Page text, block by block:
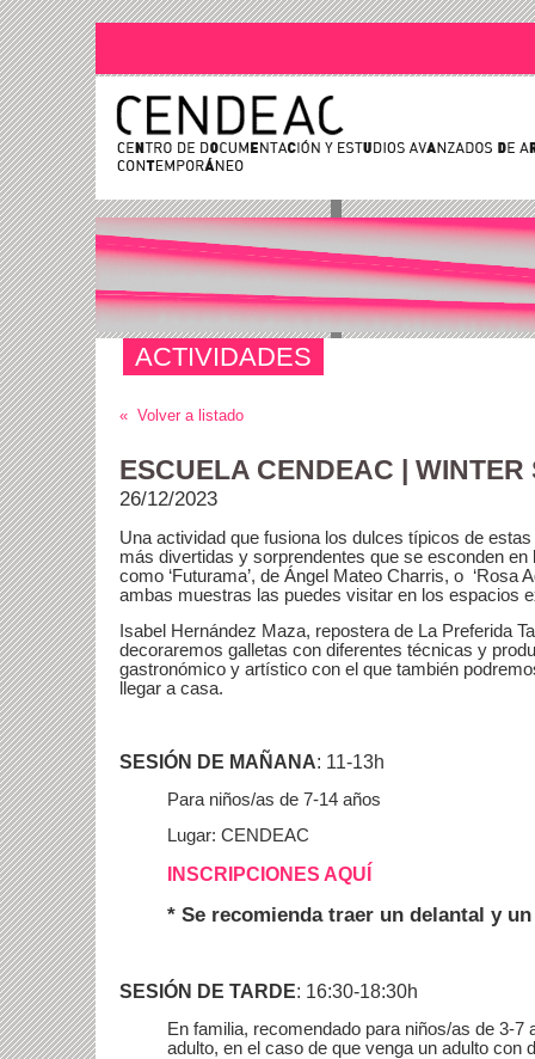
ACTIVIDADES
« Volver a listado
ESCUELA CENDEAC | WINTER
26/12/2023
Una actividad que fusiona los dulces típicos de
más divertidas y sorprendentes que se esconden
como ‘Futurama’, de Ángel Mateo Charris, o ‘Rosa
ambas muestras las puedes visitar en los espacios
Isabel Hernández Maza, repostera de La Preferida
decoraremos galletas con diferentes técnicas y
gastronómico y artístico con el que también
llegar a casa.
SESIÓN DE MAÑANA: 11-13h
Para niños/as de 7-14 años
Lugar: CENDEAC
INSCRIPCIONES AQUÍ
* Se recomienda traer un delantal y
SESIÓN DE TARDE: 16:30-18:30h
En familia, recomendado para niños/as de 3-7
adulto, en el caso de que venga un adulto con